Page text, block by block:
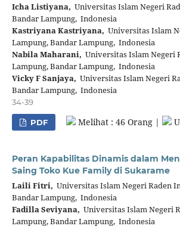
Icha Listiyana, Universitas Islam Negeri
Bandar Lampung, Indonesia
Kastriyana Kastriyana, Universitas Islam
Lampung, Bandar Lampung, Indonesia
Nabila Maharani, Universitas Islam Negeri
Lampung, Bandar Lampung, Indonesia
Vicky F Sanjaya, Universitas Islam Negeri
Bandar Lampung, Indonesia
34-39
PDF Melihat : 46 Orang |
Peran Kapabilitas Dinamis dalam
Saing Toko Kue Family di Sukarame
Laili Fitri, Universitas Islam Negeri Raden
Bandar Lampung, Indonesia
Fadilla Seviyana, Universitas Islam Negeri
Lampung, Bandar Lampung, Indonesia